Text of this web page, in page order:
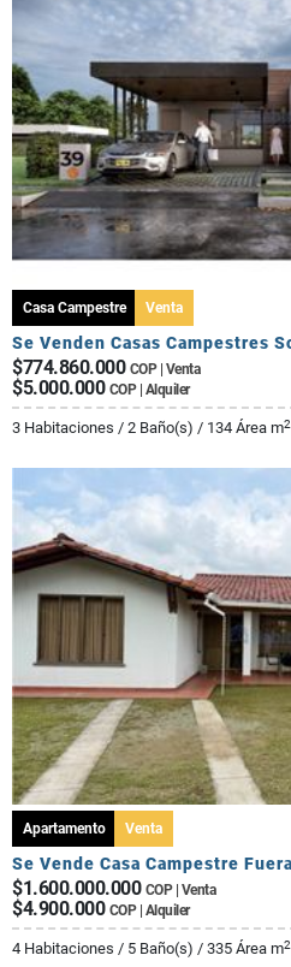
Casa Campestre Venta
$774.860.000 COP | Venta
$5.000.000 COP | Alquiler
3 Habitaciones / 2 Baño(s) / 134 Área m2
Apartamento Venta
$1.600.000.000 COP | Venta
$4.900.000 COP | Alquiler
4 Habitaciones / 5 Baño(s) / 335 Área m2